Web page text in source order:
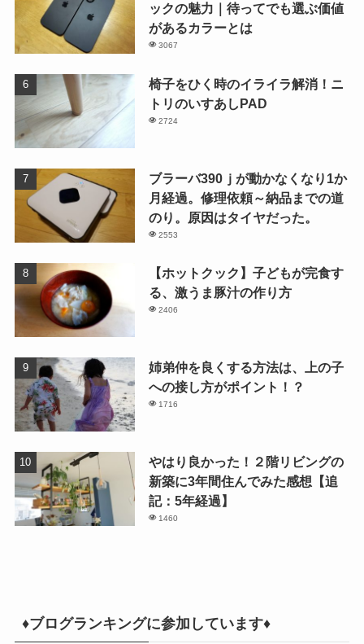
ックの魅力｜待ってでも選ぶ価値
があるカラーとは
3067
椅子をひく時のイライラ解消！ニ
トリのいすあしPAD
2724
ブラーバ390ｊが動かなくなり1か
月経過。修理依頼～納品までの道
のり。原因はタイヤだった。
2553
【ホットクック】子どもが完食す
る、激うま豚汁の作り方
2406
姉弟仲を良くする方法は、上の子
への接し方がポイント！？
1716
やはり良かった！２階リビングの
新築に3年間住んでみた感想【追
記：5年経過】
1460
♦ブログランキングに参加しています♦